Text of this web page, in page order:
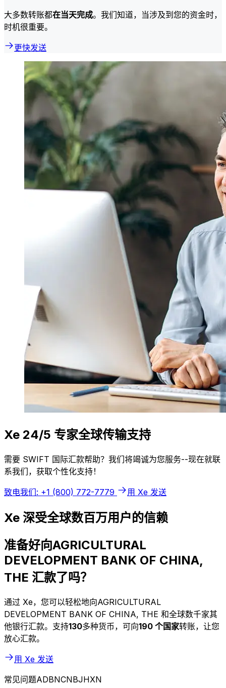
大多数转账都在当天完成。我们知道，当涉及到您的资金时，
时机很重要。
更快发送
Xe 24/5 专家全球传输支持
需要 SWIFT 国际汇款帮助？我们将竭诚为您服务--现在就联
系我们，获取个性化支持！
致电我们: +1 (800) 772-7779 用 Xe 发送
Xe 深受全球数百万用户的信赖
准备好向AGRICULTURAL
DEVELOPMENT BANK OF CHINA,
THE 汇款了吗？
通过 Xe，您可以轻松地向AGRICULTURAL
DEVELOPMENT BANK OF CHINA, THE 和全球数千家其
他银行汇款。支持130多种货币，可向190 个国家转账，让您
放心汇款。
用 Xe 发送
常见问题ADBNCNBJHXN